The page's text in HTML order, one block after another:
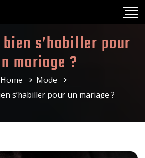
bien s’habiller pour
mariage ?
Home
Mode
s’habiller pour un mariage ?